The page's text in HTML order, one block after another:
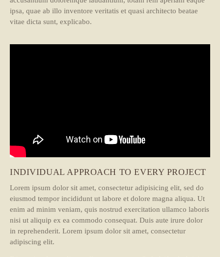
ipsa, quae ab illo inventore veritatis et quasi architecto beatae
vitae dicta sunt, explicabo.
INDIVIDUAL APPROACH TO EVERY PROJECT
Lorem ipsum dolor sit amet, consectetur adipisicing elit, sed do
eiusmod tempor incididunt ut labore et dolore magna aliqua. Ut
enim ad minim veniam, quis nostrud exercitation ullamco laboris
nisi ut aliquip ex ea commodo consequat. Duis aute irure dolor
in reprehenderit. Lorem ipsum dolor sit amet, consectetur
adipiscing elit.